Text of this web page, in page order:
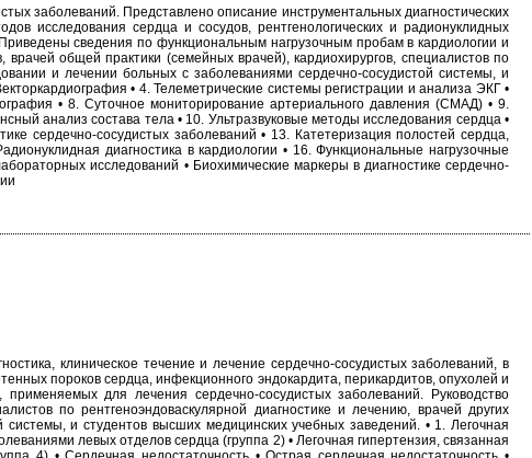
заболеваний. Представлено описание инструментальных диагностических
исследования сердца и сосудов, рентгенологических и радионуклидных
сведения по функциональным нагрузочным пробам в кардиологии и
общей практики (семейных врачей), кардиохирургов, специалистов по
и лечении больных с заболеваниями сердечно-сосудистой системы, и
• 4. Телеметрические системы регистрации и анализа ЭКГ •
• 8. Суточное мониторирование артериального давления (СМАД) • 9.
анализ состава тела • 10. Ультразвуковые методы исследования сердца •
сердечно-сосудистых заболеваний • 13. Катетеризация полостей сердца,
диагностика в кардиологии • 16. Функциональные нагрузочные
исследований • Биохимические маркеры в диагностике сердечно-
клиническое течение и лечение сердечно-сосудистых заболеваний, в
пороков сердца, инфекционного эндокардита, перикардитов, опухолей и
для лечения сердечно-сосудистых заболеваний. Руководство
по рентгеноэндоваскулярной диагностике и лечению, врачей других
и студентов высших медицинских учебных заведений. • 1. Легочная
левых отделов сердца (группа 2) • Легочная гипертензия, связанная